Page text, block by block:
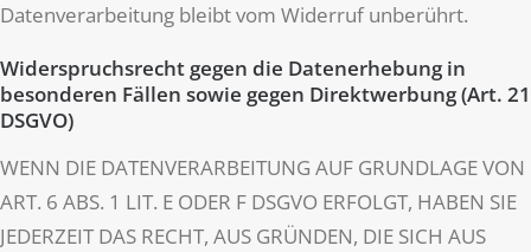
Datenverarbeitung bleibt vom Widerruf unberührt.
Widerspruchsrecht gegen die Datenerhebung in
besonderen Fällen sowie gegen Direktwerbung (Art. 21
DSGVO)
WENN DIE DATENVERARBEITUNG AUF GRUNDLAGE VON
ART. 6 ABS. 1 LIT. E ODER F DSGVO ERFOLGT, HABEN SIE
JEDERZEIT DAS RECHT, AUS GRÜNDEN, DIE SICH AUS